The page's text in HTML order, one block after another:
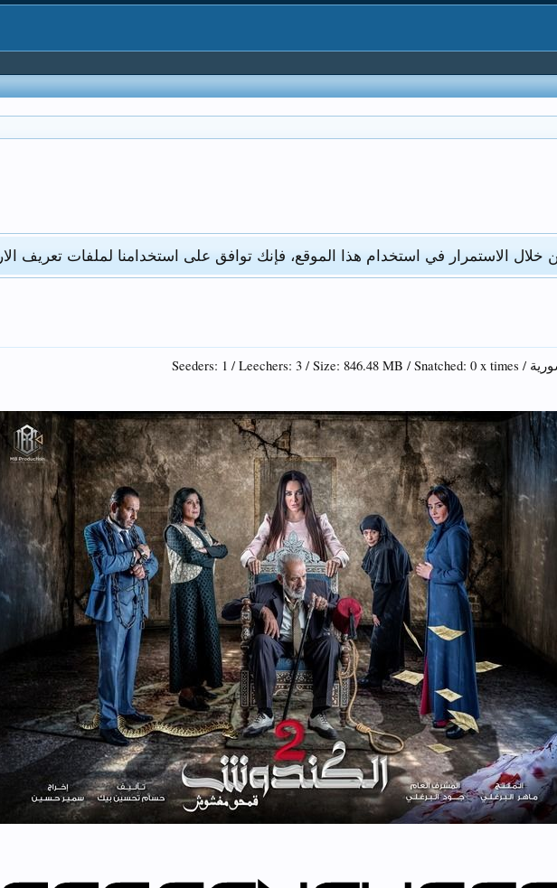
الاستمرار في استخدام هذا الموقع، فإنك توافق على استخدامنا لملفات تعريف